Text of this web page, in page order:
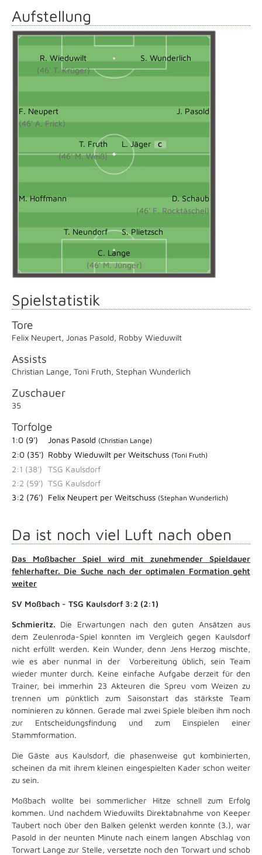
Aufstellung
R. Wieduwilt
(46' T. Krüger)
S. Wunderlich
F. Neupert
(46' A. Frick)
J. Pasold
T. Fruth
(46' M. Weiß)
L. Jäger C
M. Hoffmann
D. Schaub
(46' F. Rocktäschel)
T. Neundorf S. Plietzsch
C. Lange
(46' M. Jünger)
Spielstatistik
Tore
Felix Neupert, Jonas Pasold, Robby Wieduwilt
Assists
Christian Lange, Toni Fruth, Stephan Wunderlich
Zuschauer
35
Torfolge
1:0 (9') Jonas Pasold (Christian Lange)
2:0 (35') Robby Wieduwilt per Weitschuss (Toni Fruth)
2:1 (38')
TSG Kaulsdorf
2:2 (59') TSG Kaulsdorf
3:2 (76') Felix Neupert per Weitschuss (Stephan Wunderlich)
Da ist noch viel Luft nach oben
Das Moßbacher Spiel wird mit zunehmender Spieldauer
fehlerhafter. Die Suche nach der optimalen Formation geht
weiter
SV Moßbach - TSG Kaulsdorf 3:2 (2:1)
Schmieritz. Die Erwartungen nach den guten Ansätzen aus
dem Zeulenroda-Spiel konnten im Vergleich gegen Kaulsdorf
nicht erfüllt werden. Kein Wunder, denn Jens Herzog mischte,
wie es aber nunmal in der Vorbereitung üblich, sein Team
wieder munter durch. Keine einfache Aufgabe derzeit für den
Trainer, bei immerhin 23 Akteuren die Spreu vom Weizen zu
trennen um pünktlich zum Saisonstart das stärkste Team
nominieren zu können. Gerade mal zwei Spiele bleiben ihm noch
zur Entscheidungsfindung und zum Einspielen einer
Stammformation.
Die Gäste aus Kaulsdorf, die phasenweise gut kombinierten,
scheinen da mit ihrem kleinen eingespielten Kader schon weiter
zu sein.
Moßbach wollte bei sommerlicher Hitze schnell zum Erfolg
kommen. Und nachdem Wieduwilts Direktabnahme von Keeper
Taubert noch über den Balken gelenkt werden konnte (3.), war
Pasold in der neunten Minute nach einem langen Abschlag von
Torwart Lange zur Stelle, versetzte noch den Torwart und schob